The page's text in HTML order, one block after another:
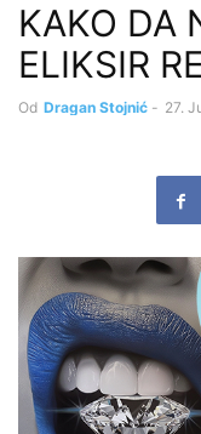
KAKO DA
ELIKSIR
Od Dragan Stojnić - 27.